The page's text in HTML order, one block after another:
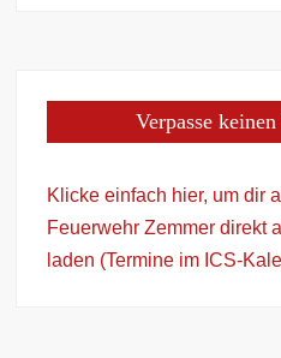
Verpasse
Klicke einfach hier, um dir
Feuerwehr Zemmer direkt
laden (Termine im ICS-